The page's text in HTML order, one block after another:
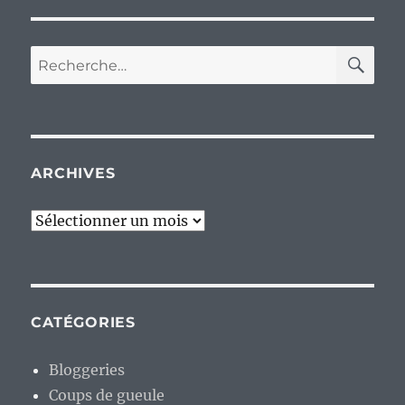
Recherche
pour :
ARCHIVES
Archives
CATÉGORIES
Bloggeries
Coups de gueule